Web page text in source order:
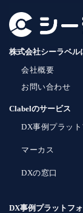
株式会社シーラベル
会社概要
お問い合わせ
Clabelのサービス
DX事例プラッ
マーカス
DXの窓口
DX事例プラットフ